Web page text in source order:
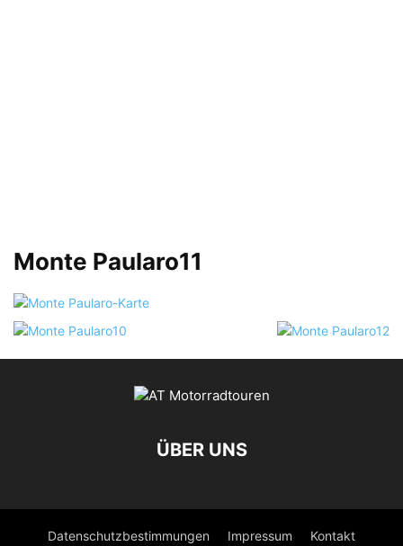
Monte Paularo11
ÜBER UNS
Datenschutzbestimmungen Impressum Kontakt